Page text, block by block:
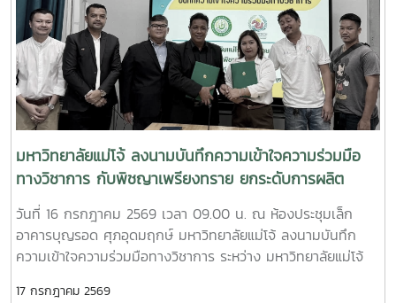
วิทยากรผู้ทรงคุณวุฒิจากสำนักงานปศุสัตว์เขต 8 จังหวัด
สุราษฎร์ธานี นำโดย น.สพ.วิสูตร นวลขาว ผู้อำนวยการส่วน
มาตรฐานการปศุสัตว์ และนางสาวมนธิยารัตน์ สังฆะโณ นัก
วิชาการสัตวบาล ถ่ายทอดความรู้ในหัวข้อ “การปฏิบัติทางการ
เกษตรที่ดีสำหรับฟาร์มผึ้งชันโรงการฝึกอบรมครั้งนี้เป็นส่วนหนึ่ง
ของโครงการ “การเลี้ยงชันโรงในระบบนิเวศเกษตรพื้นที่ปลูก
กาแฟ จังหวัดชุมพรโดยมี ผศ.ดร.ชามา อินซอน ภาควิชากีฏวิทยา
คณะเกษตร มหาวิทยาลัยเกษตรศาสตร์ เป็นหัวหน้าโครงการ และ
เป็นวิทยากรบรรยายในหัวข้อการเลี้ยงชันโรงในระบบนิเวศเกษตร
ภักดี มหาวิทยาลัยแม่โจ้-แพร่ เฉลิมพระเกียรติ บรรยายในหัวข้อ
“มูลค่าทางเศรษฐศาสตร์ของการเลี้ยงชันโรงในสวนกาแฟโดยมี
ว่าที่ร้อยตรีขจรรักษ์ พู่พัฒนศิลป์ นักวิชาการเกษตร งานบริการ
วิชาการและวิจัย มหาวิทยาลัยแม่โจ้-ชุมพร เป็นผู้ร่วมโครงการและ
มหาวิทยาลัยแม่โจ้ ลงนามบันทึกความเข้าใจความร่วมมือ
ทางวิชาการ กับพิชญาเพรียงทราย ยกระดับการผลิต
บัณฑิตคุณภาพ เชื่อมโยงการเรียนรู้สู่ภาคปฏิบัติ
วันที่ 16 กรกฎาคม 2569 เวลา 09.00 น. ณ ห้องประชุมเล็ก
อาคารบุญรอด ศุภอุดมฤกษ์ มหาวิทยาลัยแม่โจ้ ลงนามบันทึก
ความเข้าใจความร่วมมือทางวิชาการ ระหว่าง มหาวิทยาลัยแม่โจ้
มหาวิทยาลัยแม่โจ้-ชุมพร เป็นผู้แทนมหาวิทยาลัยร่วมลงนาม กับ
17 กรกฎาคม 2569